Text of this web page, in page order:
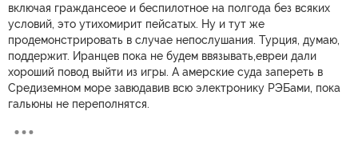
включая граждансеое и беспилотное на полгода без всяких
условий, это утихомирит пейсатых. Ну и тут же
продемонстрировать в случае непослушания. Турция, думаю,
поддержит. Иранцев пока не будем ввязывать,евреи дали
хороший повод выйти из игры. А амерские суда запереть в
Средиземном море завюдавив всю электронику РЭБами, пока
гальюны не переполнятся.